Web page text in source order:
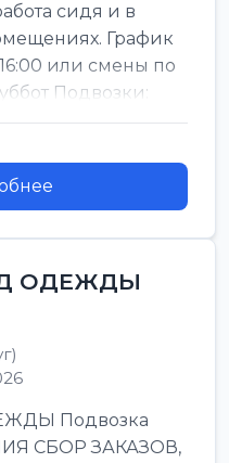
сидя и в
График
или смены по
Подвозки:
ОДЕЖДЫ
Подвозка
СБОР ЗАКАЗОВ,